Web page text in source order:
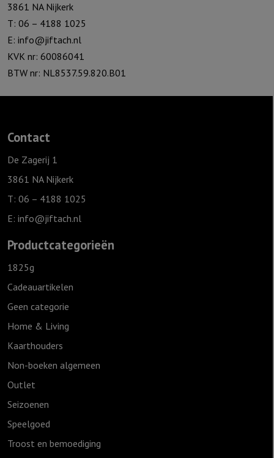
3861 NA Nijkerk
T: 06 – 4188 1025
E: info@jiftach.nl
KVK nr: 60086041
BTW nr: NL8537.59.820.B01
Contact
De Zagerij 1
3861 NA Nijkerk
T: 06 – 4188 1025
E: info@jiftach.nl
Productcategorieën
1825g
Cadeauartikelen
Geen categorie
Home & Living
Kaarthouders
Non-boeken algemeen
Outlet
Seizoenen
Speelgoed
Troost en bemoediging